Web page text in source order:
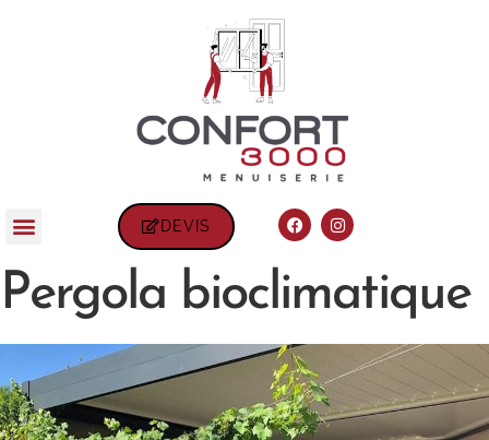
DEVIS
Pergola bioclimatique